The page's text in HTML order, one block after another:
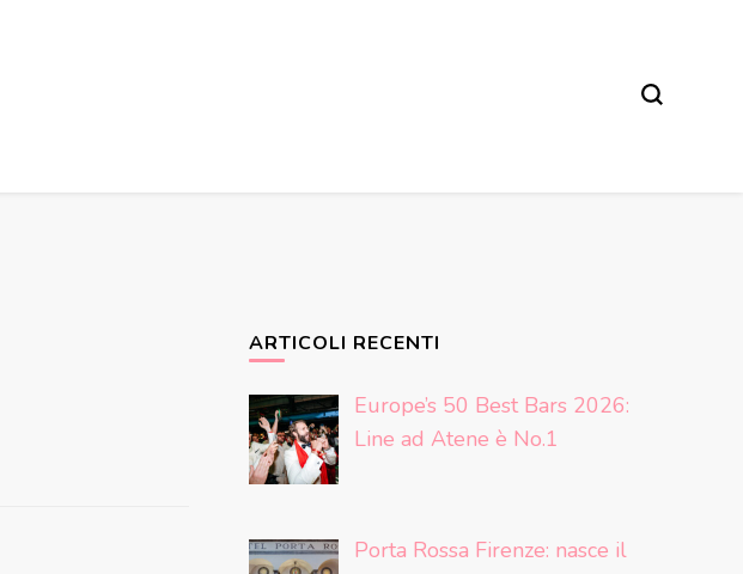
ARTICOLI RECENTI
Europe’s 50 Best Bars 2026:
Line ad Atene è No.1
Porta Rossa Firenze: nasce il